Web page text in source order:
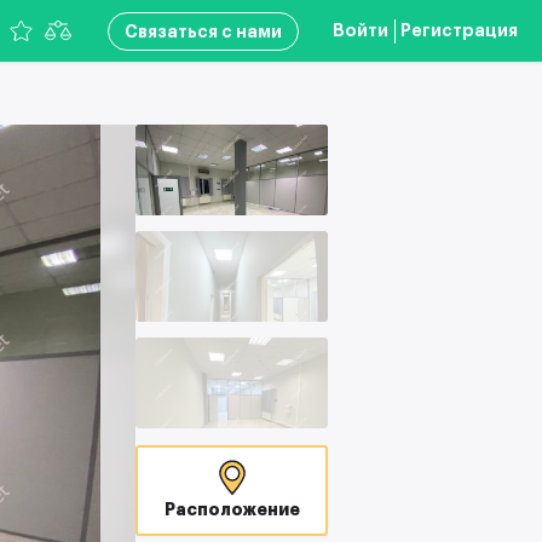
Связаться с нами Войти Регистрация
Расположение